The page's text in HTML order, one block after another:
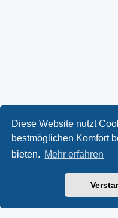
Diese Website nutzt
bestmöglichen Komfort
bieten. Mehr erfahren